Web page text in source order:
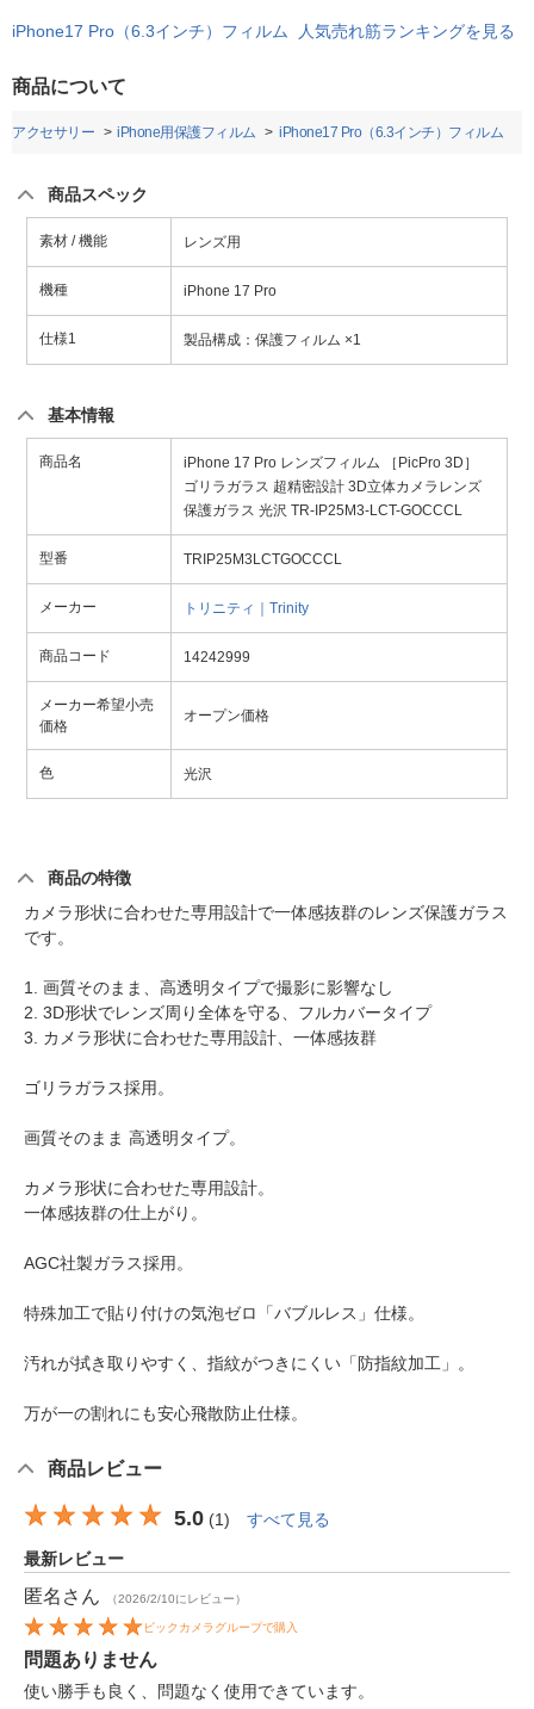
iPhone17 Pro（6.3インチ）フィルム 人気売れ筋ランキングを見る
商品について
アクセサリー iPhone用保護フィルム iPhone17 Pro（6.3インチ）フィルム
商品スペック
素材 / 機能 レンズ用
機種 iPhone 17 Pro
仕様1 製品構成：保護フィルム ×1
基本情報
商品名
iPhone 17 Pro レンズフィルム ［PicPro 3D］
ゴリラガラス 超精密設計 3D立体カメラレンズ
保護ガラス 光沢 TR-IP25M3-LCT-GOCCCL
型番 TRIP25M3LCTGOCCCL
メーカー トリニティ｜Trinity
商品コード 14242999
メーカー希望小売
価格
オープン価格
色 光沢
商品の特徴
カメラ形状に合わせた専用設計で一体感抜群のレンズ保護ガラス
です。
1. 画質そのまま、高透明タイプで撮影に影響なし
2. 3D形状でレンズ周り全体を守る、フルカバータイプ
3. カメラ形状に合わせた専用設計、一体感抜群
ゴリラガラス採用。
画質そのまま 高透明タイプ。
カメラ形状に合わせた専用設計。
一体感抜群の仕上がり。
AGC社製ガラス採用。
特殊加工で貼り付けの気泡ゼロ「バブルレス」仕様。
汚れが拭き取りやすく、指紋がつきにくい「防指紋加工」。
万が一の割れにも安心飛散防止仕様。
商品レビュー
5.0 (1) すべて見る
最新レビュー
匿名 さん （2026/2/10にレビュー）
ビックカメラグループで購入
問題ありません
使い勝手も良く、問題なく使用できています。